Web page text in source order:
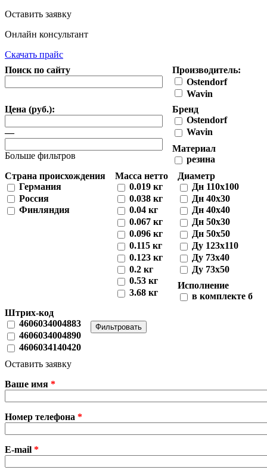
Оставить заявку
Онлайн консультант
Скачать прайс
Поиск по сайту
Производитель:
Ostendorf
Wavin
Цена (руб.):
—
Больше фильтров
Бренд
Ostendorf
Wavin
Материал
резина
Страна происхождения
Германия
Россия
Финляндия
Масса нетто
0.019 кг
0.038 кг
0.04 кг
0.067 кг
0.096 кг
0.115 кг
0.123 кг
0.2 кг
0.53 кг
3.68 кг
Диаметр
Дн 110х100
Дн 40х30
Дн 40х40
Дн 50х30
Дн 50х50
Ду 123х110
Ду 73х40
Ду 73х50
Исполнение
в комплекте б
Штрих-код
4606034004883
4606034004890
4606034140420
Оставить заявку
Ваше имя *
Номер телефона *
E-mail *